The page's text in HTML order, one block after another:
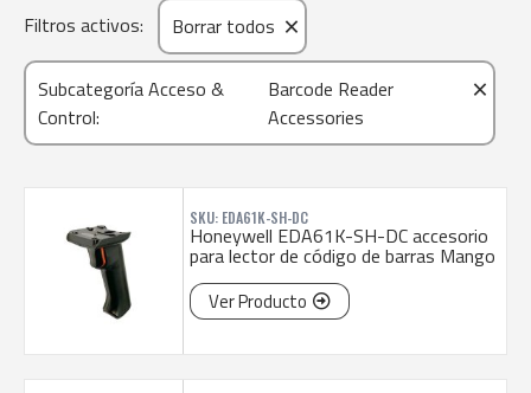
Filtros activos: Borrar todos ×
Subcategoría Acceso &
Control:
Barcode Reader
Accessories
×
SKU: EDA61K-SH-DC
Honeywell EDA61K-SH-DC accesorio
para lector de código de barras Mango
Ver Producto